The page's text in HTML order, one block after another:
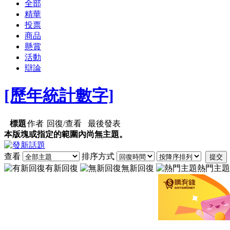
全部
精華
投票
商品
懸賞
活動
辯論
[歷年統計數字]
標題作者 回復/查看
最後發表
本版塊或指定的範圍內尚無主題。
查看 排序方式 提交
有新回復 無新回復 熱門主題